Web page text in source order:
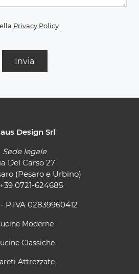
Privacy Policy
Invia
Design Srl
Sede legale
Del Carso 27
(Pesaro e Urbino)
+39 0721-624685
P.IVA 02839960412
Moderne
Classiche
Attrezzate